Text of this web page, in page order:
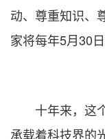
动、尊重知识、
家将每年5月30
十年来，这
承载着科技界的